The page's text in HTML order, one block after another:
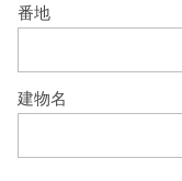
番地
建物名